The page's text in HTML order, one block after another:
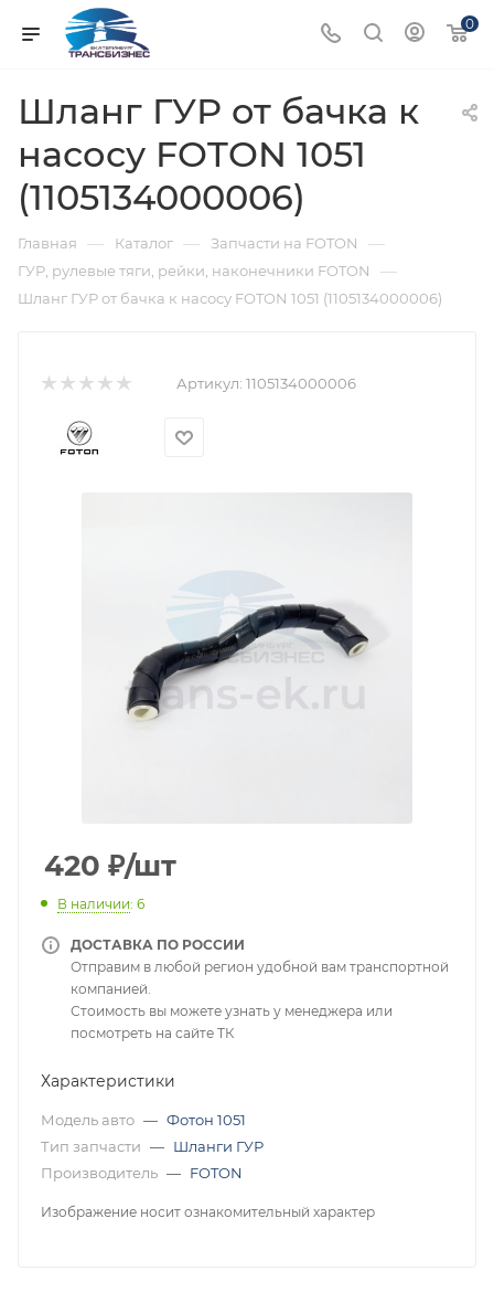
0
Шланг ГУР от бачка к
насосу FOTON 1051
(1105134000006)
Главная — Каталог — Запчасти на FOTON —
ГУР, рулевые тяги, рейки, наконечники FOTON —
Шланг ГУР от бачка к насосу FOTON 1051 (1105134000006)
Артикул: 1105134000006
420 ₽/шт
В наличии: 6
ДОСТАВКА ПО РОССИИ
Отправим в любой регион удобной вам транспортной
компанией.
Стоимость вы можете узнать у менеджера или
посмотреть на сайте ТК
Характеристики
Модель авто — Фотон 1051
Тип запчасти — Шланги ГУР
Производитель — FOTON
Изображение носит ознакомительный характер